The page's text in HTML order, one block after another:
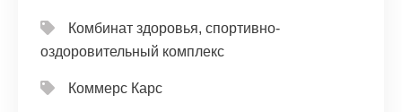
Комбинат здоровья, спортивно-
оздоровительный комплекс
Коммерс Карс